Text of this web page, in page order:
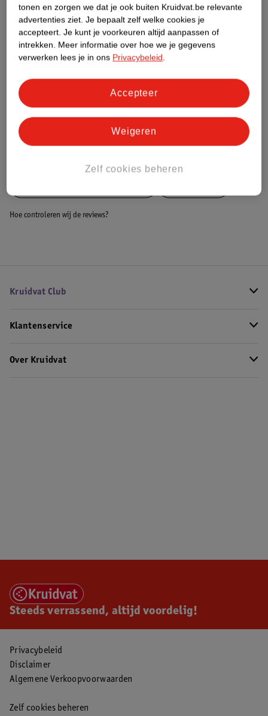
Nature Impact Score
Dit product heeft (nog) geen Nature
Impact Score.
Bestel & Bezorginformatie
Hoe controleren wij de reviews?
Kruidvat Club
Klantenservice
Over Kruidvat
Steeds verrassend, altijd voordelig!
Privacybeleid
Disclaimer
Algemene Verkoopvoorwaarden
Zelf cookies beheren
tonen en zorgen we dat je ook buiten Kruidvat.be relevante
advertenties ziet. Je bepaalt zelf welke cookies je
accepteert. Je kunt je voorkeuren altijd aanpassen of
intrekken. Meer informatie over hoe we je gegevens
verwerken lees je in ons Privacybeleid.
Zelf cookies beheren
Weigeren
Accepteer